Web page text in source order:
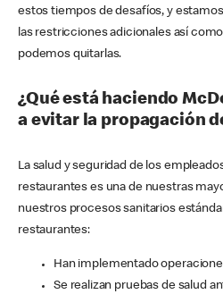
estos tiempos de desafíos, y
las restricciones adicionales así
podemos quitarlas.
¿Qué está haciendo
a evitar la propagación
La salud y seguridad de los
restaurantes es una de nuestras
nuestros procesos sanitarios
restaurantes:
Han implementado
Se realizan pruebas de salud